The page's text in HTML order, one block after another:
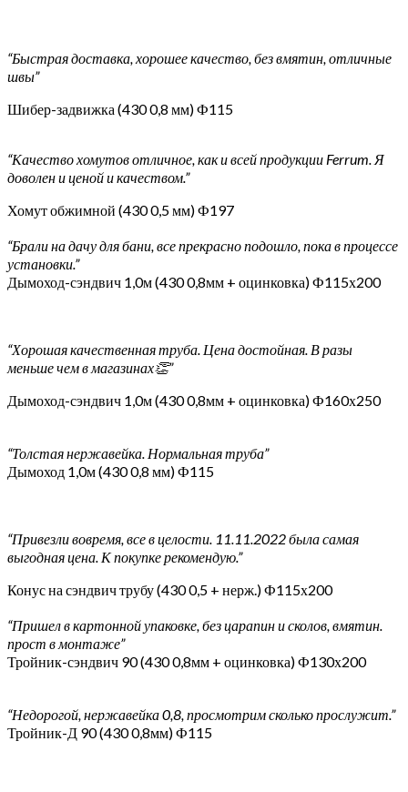
“Быстрая доставка, хорошее качество, без вмятин, отличные
швы”
Шибер-задвижка (430 0,8 мм) Ф115
“Качество хомутов отличное, как и всей продукции Ferrum. Я
доволен и ценой и качеством.”
Хомут обжимной (430 0,5 мм) Ф197
“Брали на дачу для бани, все прекрасно подошло, пока в процессе
установки.”
Дымоход-сэндвич 1,0м (430 0,8мм + оцинковка) Ф115х200
“Хорошая качественная труба. Цена достойная. В разы
меньше чем в магазинах👏”
Дымоход-сэндвич 1,0м (430 0,8мм + оцинковка) Ф160х250
“Толстая нержавейка. Нормальная труба”
Дымоход 1,0м (430 0,8 мм) Ф115
“Привезли вовремя, все в целости. 11.11.2022 была самая
выгодная цена. К покупке рекомендую.”
Конус на сэндвич трубу (430 0,5 + нерж.) Ф115х200
“Пришел в картонной упаковке, без царапин и сколов, вмятин.
прост в монтаже”
Тройник-сэндвич 90 (430 0,8мм + оцинковка) Ф130х200
“Недорогой, нержавейка 0,8, просмотрим сколько прослужит.”
Тройник-Д 90 (430 0,8мм) Ф115